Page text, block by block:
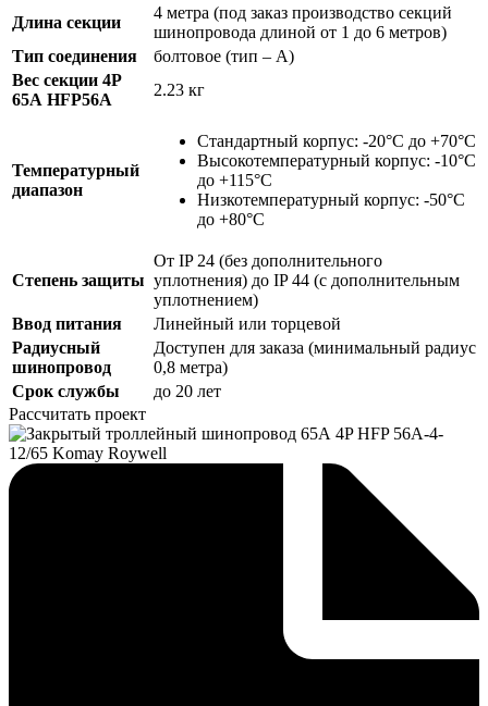
Длина секции
4 метра (под заказ производство секций
шинопровода длиной от 1 до 6 метров)
Тип соединения
болтовое (тип – А)
Вес секции 4P
65А HFP56A
2.23 кг
Температурный
диапазон
Стандартный корпус: -20°С до +70°С
Высокотемпературный корпус: -10°С
до +115°С
Низкотемпературный корпус: -50°С
до +80°С
Степень защиты
От IP 24 (без дополнительного
уплотнения) до IP 44 (с дополнительным
уплотнением)
Ввод питания
Линейный или торцевой
Радиусный
шинопровод
Доступен для заказа (минимальный радиус
0,8 метра)
Срок службы
до 20 лет
Рассчитать проект